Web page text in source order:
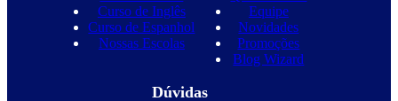
Curso de Inglês
Curso de Espanhol
Nossas Escolas
Equipe
Novidades
Promoções
Blog Wizard
Dúvidas